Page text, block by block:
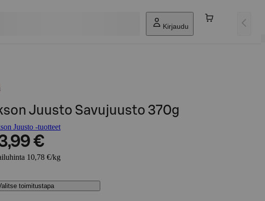
Kirjaudu
Juusto Savujuusto 370g
Juusto -tuotteet
€
10,78 €/kg
toimitustapa